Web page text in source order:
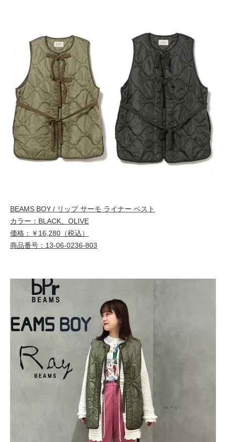
BEAMS BOY / リップ サーモ ライナー ベスト
カラー：BLACK、OLIVE
価格：￥16,280（税込）
商品番号：13-06-0236-803